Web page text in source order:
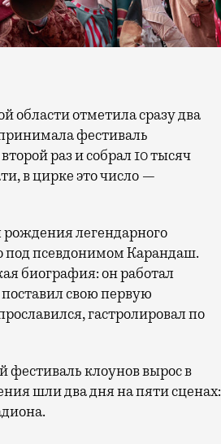
фестиваль
раз и собрал 10 тысяч
в цирке это число —
рождения легендарного
под псевдонимом Карандаш.
биография: он работал
свою первую
гастролировал по
клоунов вырос в
шли два дня на пяти сценах: